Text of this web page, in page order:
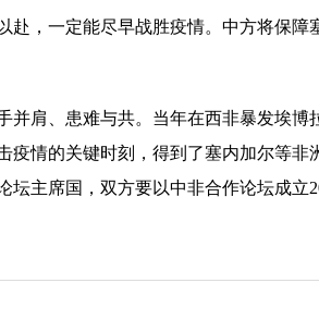
一定能尽早战胜疫情。中方将保障
肩、患难与共。当年在西非暴发埃博
情的关键时刻，得到了塞内加尔等
主席国，双方要以中非合作论坛成立